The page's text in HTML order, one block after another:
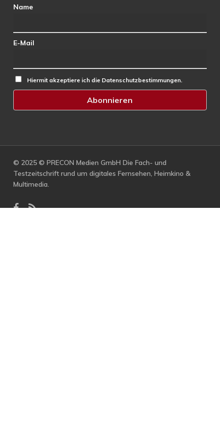
Name
E-Mail
Hiermit akzeptiere ich die Datenschutzbestimmungen.
© 2025 © PRECON Medien GmbH Die Fach- und
Testzeitschrift rund um digitales Fernsehen, Heimkino &
Multimedia.
facebook
RSS